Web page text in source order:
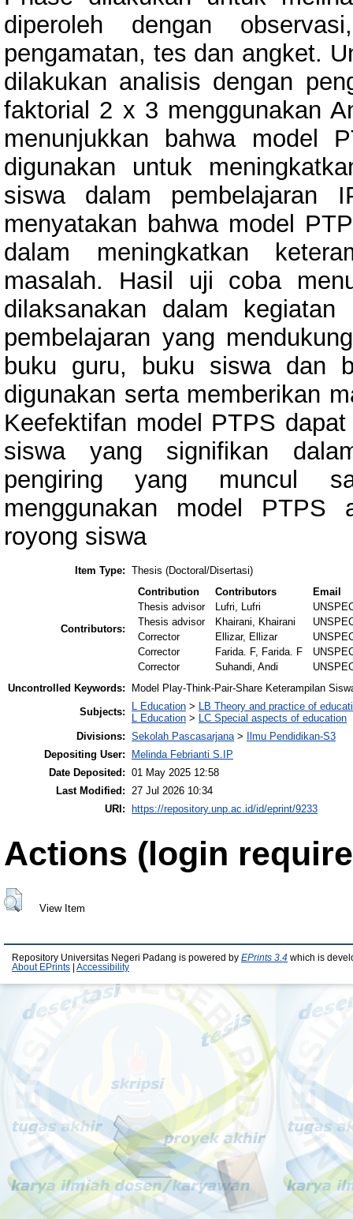
diperoleh dengan
pengamatan, tes dan angket.
dilakukan analisis dengan
faktorial 2 x 3 menggunakan
menunjukkan bahwa model
digunakan untuk
siswa dalam
menyatakan bahwa model
dalam meningkatkan
masalah. Hasil uji coba
dilaksanakan dalam
pembelajaran yang
buku guru, buku siswa dan
digunakan serta memberikan
Keefektifan model PTPS
siswa yang signifikan
pengiring yang muncul
menggunakan model PTPS
royong siswa
Item Type: Thesis (Doctoral/Disertasi)
Contributors:
Contribution Contributors
Email
Thesis advisor
Lufri, Lufri
Thesis advisor
Khairani, Khairani
Corrector
Ellizar, Ellizar
Corrector
Farida. F, Farida. F
Corrector
Suhandi, Andi
Uncontrolled Keywords:
Model Play-Think-Pair-Share Keterampilan
Subjects:
L Education > LB Theory and practice of
L Education > LC Special aspects of education
Divisions: Sekolah Pascasarjana>
Ilmu Pendidikan-S3
Depositing User:
Melinda Febrianti S.IP
Date Deposited: 01 May 2025 12:58
Last Modified: 27 Jul 2026 10:34
URI:
https://repository.unp.ac.id/id/eprint/9233
Actions (login
View Item
Repository Universitas Negeri Padang is powered by EPrints 3.4 which is
About EPrints
Accessibility